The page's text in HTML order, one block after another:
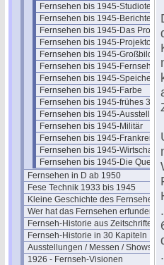
Fernsehen bis 1945-
Fernsehen bis 1945-
Fernsehen bis 1945-Das
Fernsehen bis 1945-Projektoren
Fernsehen bis 1945-
Fernsehen bis 1945-Fernseh-
Fernsehen bis 1945-
Fernsehen bis 1945-Farbe
Fernsehen bis 1945-frühes 3D
Fernsehen bis 1945-
Fernsehen bis 1945-Militär
Fernsehen bis 1945-Frankreich
Fernsehen bis 1945-
Fernsehen bis 1945-Die
Fernsehen in D ab 1950
Fese Technik 1933 bis 1945
Kleine Geschichte des Fernsehens
Wer hat das Fernsehen erfunden?
Fernseh-Historie aus Zeitschriften
Fernseh-Historie in 30 Kapiteln
Ausstellungen / Messen / Shows
1926 - Fernseh-Visionen
.
.